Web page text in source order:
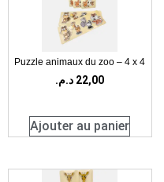
Puzzle animaux du zoo – 4 x 4
22,00 د.م.
Ajouter au panier